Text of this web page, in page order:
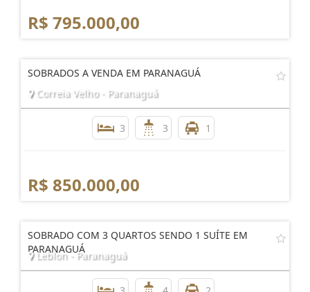
R$ 795.000,00
SOBRADOS A VENDA EM PARANAGUÁ
Correia Velho - Paranaguá
3 3 1
R$ 850.000,00
SOBRADO COM 3 QUARTOS SENDO 1 SUÍTE EM
PARANAGUÁ
Leblon - Paranaguá